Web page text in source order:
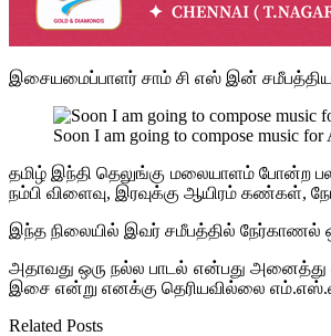
இசையமைப்பாளர் சாம் சி எஸ் இன் சமீபத்திய
Soon I am going to compose music
தமிழ் இந்தி தெலுங்கு மலையாளம் போன்ற பல
நம்பி விளைவு, இரவுக்கு ஆயிரம் கண்கள்,
இந்த நிலையில் இவர் சமீபத்தில் நேர்காணல்
அதாவது ஒரு நல்ல பாடல் என்பது
இசை என்று எனக்கு தெரியவில்லை
Related Posts